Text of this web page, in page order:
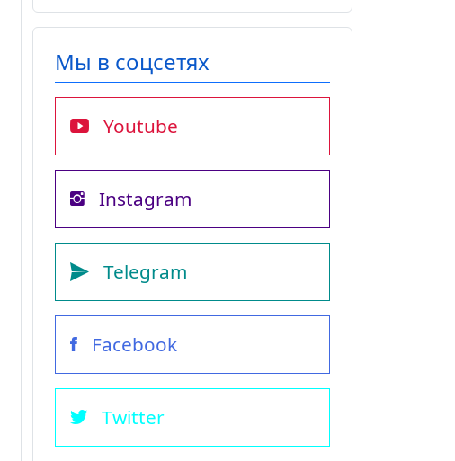
Мы в соцсетях
Youtube
Instagram
Telegram
Facebook
Twitter